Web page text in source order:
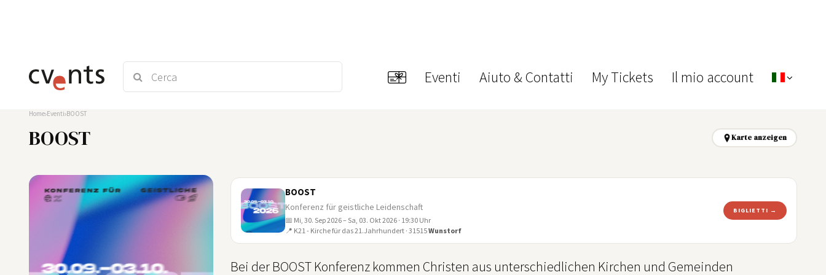
Eventi Aiuto & Contatti My Tickets Il mio account
Home Eventi BOOST
BOOST Karte anzeigen
BOOST
Konferenz für geistliche Leidenschaft
📅 Mi, 30. Sep 2026 – Sa, 03. Okt 2026 · 19:30 Uhr
📍 K21 - Kirche für das 21.Jahrhundert · 31515Wunstorf
BIGLIETTI →
Bei der BOOST Konferenz kommen Christen aus unterschiedlichen Kirchen und Gemeinden